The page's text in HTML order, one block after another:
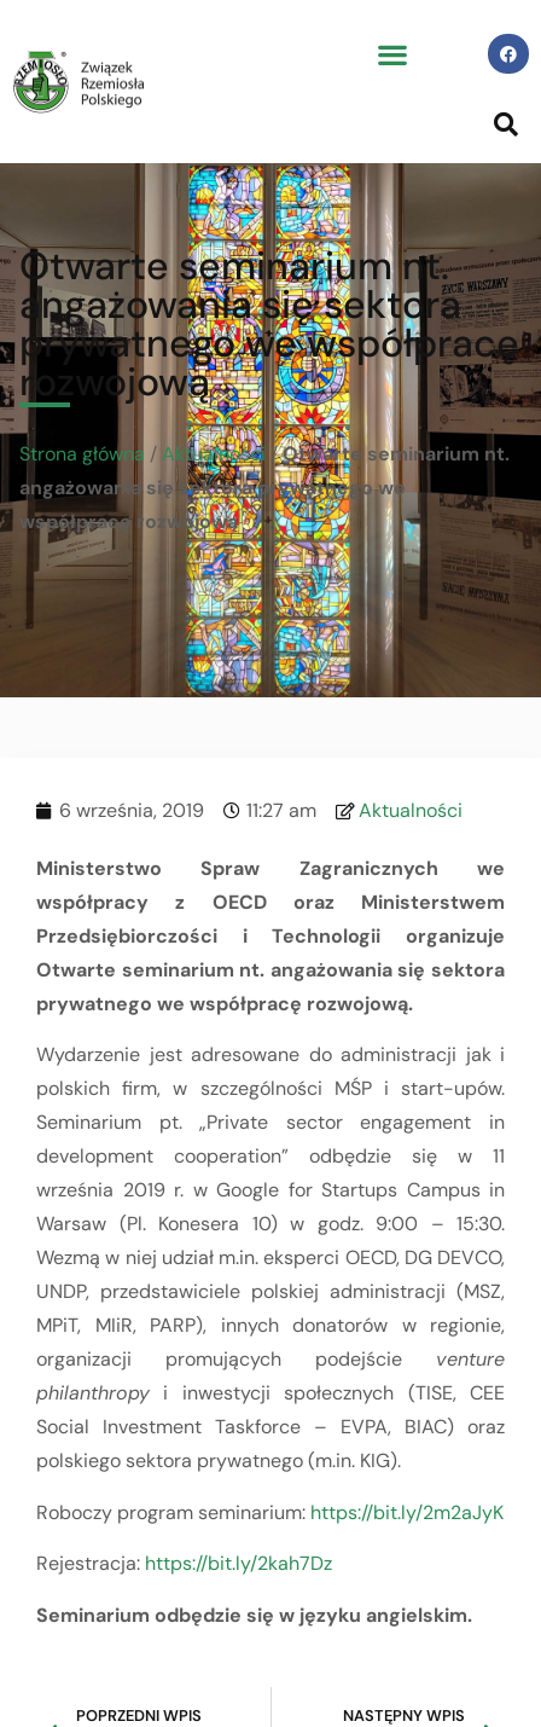
Otwarte seminarium nt.
angażowania się sektora
prywatnego we współpracę
rozwojową
Strona główna /Aktualności /Otwarte seminarium nt.
angażowania się sektora prywatnego we
współpracę rozwojową
6 września, 2019 11:27 am Aktualności
Ministerstwo Spraw Zagranicznych we
współpracy z OECD oraz Ministerstwem
Przedsiębiorczości i Technologii organizuje
Otwarte seminarium nt. angażowania się sektora
prywatnego we współpracę rozwojową.
Wydarzenie jest adresowane do administracji jak i
polskich firm, w szczególności MŚP i start-upów.
Seminarium pt. „Private sector engagement in
development cooperation” odbędzie się w 11
września 2019 r. w Google for Startups Campus in
Warsaw (Pl. Konesera 10) w godz. 9:00 – 15:30.
Wezmą w niej udział m.in. eksperci OECD, DG DEVCO,
UNDP, przedstawiciele polskiej administracji (MSZ,
MPiT, MIiR, PARP), innych donatorów w regionie,
organizacji promujących podejście venture
philanthropy i inwestycji społecznych (TISE, CEE
Social Investment Taskforce – EVPA, BIAC) oraz
polskiego sektora prywatnego (m.in. KIG).
Roboczy program seminarium: https://bit.ly/2m2aJyK
Rejestracja: https://bit.ly/2kah7Dz
Seminarium odbędzie się w języku angielskim.
POPRZEDNI WPIS NASTĘPNY WPIS